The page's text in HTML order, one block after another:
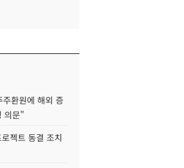
환원에 해외 증
의문"
젝트 동결 조치